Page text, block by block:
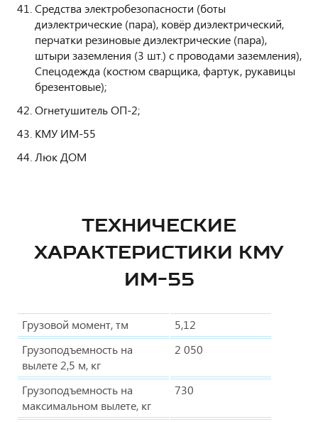
Средства электробезопасности (боты
диэлектрические (пара), ковёр диэлектрический,
перчатки резиновые диэлектрические (пара),
штыри заземления (3 шт.) с проводами заземления),
Спецодежда (костюм сварщика, фартук, рукавицы
брезентовые);
Огнетушитель ОП-2;
КМУ ИМ-55
Люк ДОМ
ТЕХНИЧЕСКИЕ
ХАРАКТЕРИСТИКИ КМУ
ИМ-55
Грузовой момент, тм
5,12
Грузоподъемность на
вылете 2,5 м, кг
2 050
Грузоподъемность на
максимальном вылете, кг
730